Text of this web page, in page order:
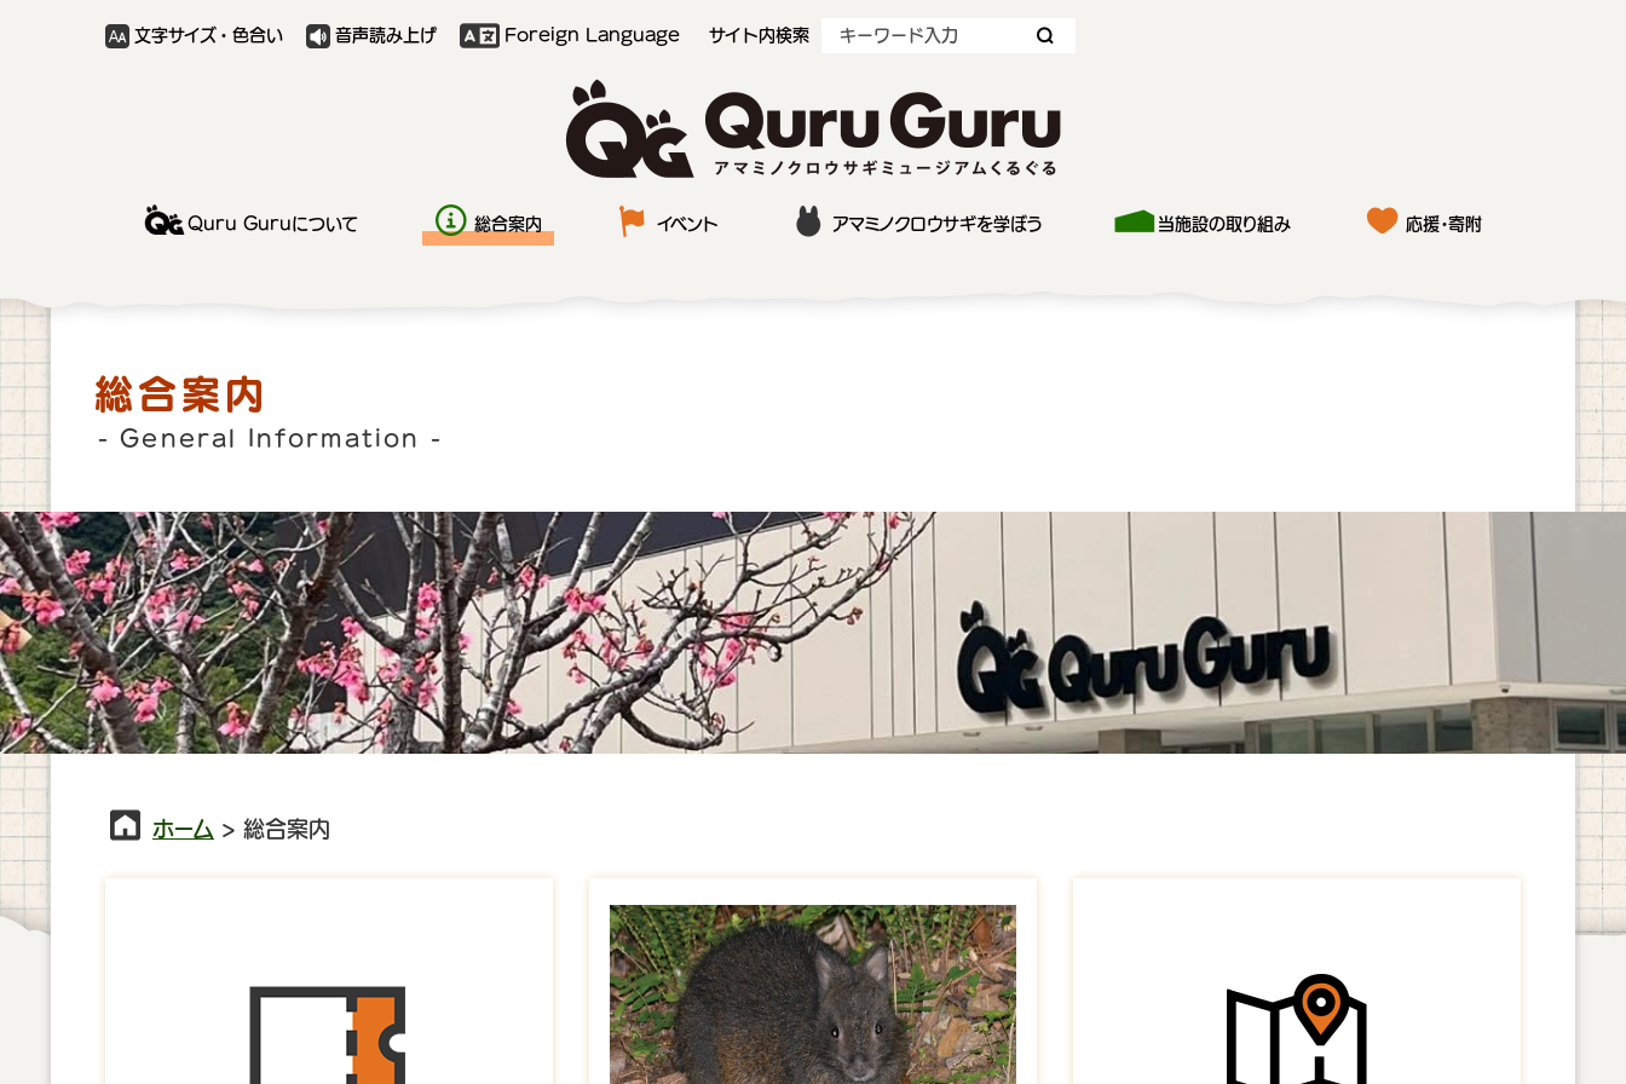
文字サイズ・色合い 音声読み上げ Foreign Language サイト内検索
QuruGuru アマミノクロウサギミュージアムくるぐる
Quru Guruについて 総合案内 イベント アマミノクロウサギを学ぼう 当施設の取り組み 応援・寄附
総合案内
- General Information -
ホーム > 総合案内